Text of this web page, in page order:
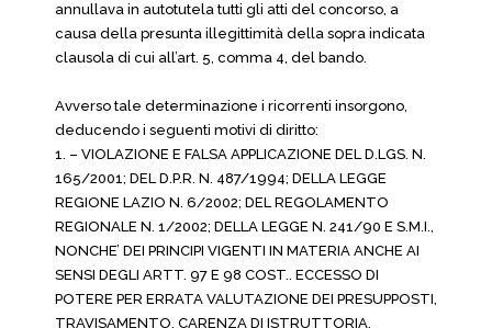
annullava in autotutela tutti gli atti del concorso, a
causa della presunta illegittimità della sopra indicata
clausola di cui all’art. 5, comma 4, del bando.
Avverso tale determinazione i ricorrenti insorgono,
deducendo i seguenti motivi di diritto:
1. – VIOLAZIONE E FALSA APPLICAZIONE DEL D.LGS. N.
165/2001; DEL D.P.R. N. 487/1994; DELLA LEGGE
REGIONE LAZIO N. 6/2002; DEL REGOLAMENTO
REGIONALE N. 1/2002; DELLA LEGGE N. 241/90 E S.M.I.,
NONCHE’ DEI PRINCIPI VIGENTI IN MATERIA ANCHE AI
SENSI DEGLI ARTT. 97 E 98 COST.. ECCESSO DI
POTERE PER ERRATA VALUTAZIONE DEI PRESUPPOSTI,
TRAVISAMENTO, CARENZA DI ISTRUTTORIA,